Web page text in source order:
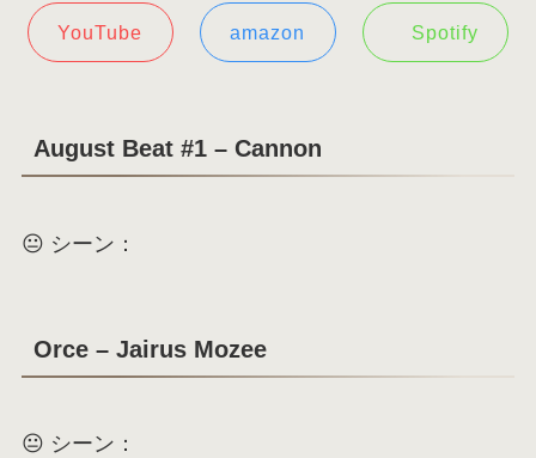
YouTube amazon Spotify
August Beat #1 – Cannon
😐 シーン：
Orce – Jairus Mozee
😐 シーン：